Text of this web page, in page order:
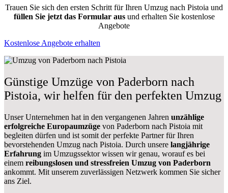
Trauen Sie sich den ersten Schritt für Ihren Umzug nach Pistoia und
füllen Sie jetzt das Formular ausund erhalten Sie kostenlose
Angebote
Kostenlose Angebote erhalten
Günstige Umzüge von Paderborn nach
Pistoia, wir helfen für den perfekten Umzug
Unser Unternehmen hat in den vergangenen Jahren unzählige
erfolgreiche Europaumzüge von Paderborn nach Pistoia mit
begleiten dürfen und ist somit der perfekte Partner für Ihren
bevorstehenden Umzug nach Pistoia. Durch unsere langjährige
Erfahrung im Umzugssektor wissen wir genau, worauf es bei
einem reibungslosen und stressfreien Umzug von Paderborn
ankommt. Mit unserem zuverlässigen Netzwerk kommen Sie sicher
ans Ziel.